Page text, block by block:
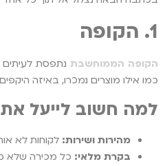
1. הקופה
הקופה הממוחשבת נתפסת
כמו אילו מוצרים נמכרו, באיזה
למה חשוב לייעל
מהירות ושירות: לקוחות לא
בקרת מלאי: כל מכירה שלא